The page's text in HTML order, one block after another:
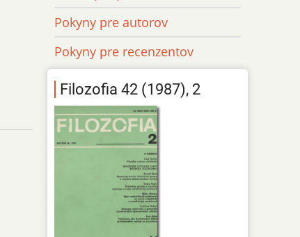
Pokyny pre autorov
Pokyny pre recenzentov
Filozofia 42 (1987), 2